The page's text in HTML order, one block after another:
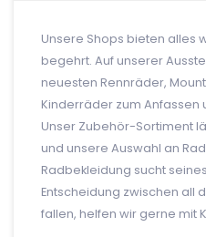
Unsere Shops bieten alles
begehrt. Auf unserer
neuesten Rennräder,
Kinderräder zum
Unser Zubehör-Sortiment
und unsere Auswahl an
Radbekleidung sucht
Entscheidung zwischen all
fallen, helfen wir gerne mit